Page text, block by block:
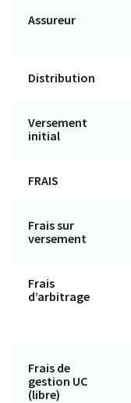
Assureur
Distribution
Versement
initial
FRAIS
Frais sur
versement
Frais
d’arbitrage
Frais de
gestion UC
(libre)